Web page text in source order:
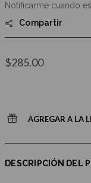
Compartir
$285.00
Notificarme cuando
AGREGAR A LA
DESCRIPCIÓN DEL